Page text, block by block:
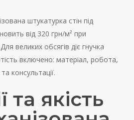
штукатурка стін під
від 320 грн/м² при
великих обсягів діє гнучка
включено: матеріал, робота,
консультації.
та якість